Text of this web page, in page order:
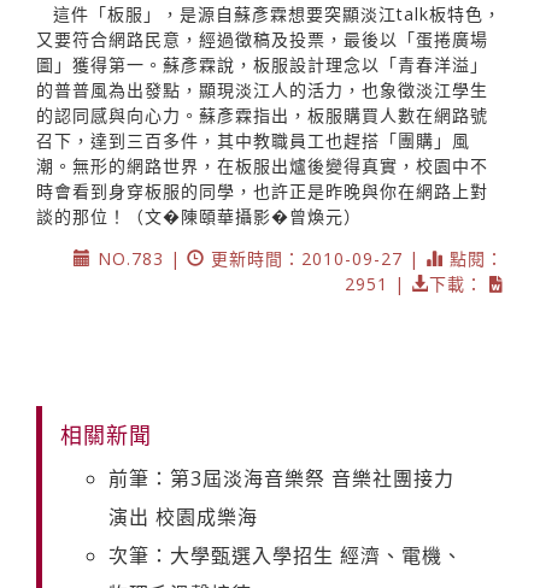
這件「板服」，是源自蘇彥霖想要突顯淡江talk板特色，
又要符合網路民意，經過徵稿及投票，最後以「蛋捲廣場
圖」獲得第一。蘇彥霖說，板服設計理念以「青春洋溢」
的普普風為出發點，顯現淡江人的活力，也象徵淡江學生
的認同感與向心力。蘇彥霖指出，板服購買人數在網路號
召下，達到三百多件，其中教職員工也趕搭「團購」風
潮。無形的網路世界，在板服出爐後變得真實，校園中不
時會看到身穿板服的同學，也許正是昨晚與你在網路上對
談的那位！（文�陳頤華攝影�曾煥元）
NO.783 |
更新時間：2010-09-27 |
點閱：
2951 |
下載：
相關新聞
前筆：第3屆淡海音樂祭 音樂社團接力
演出 校園成樂海
次筆：大學甄選入學招生 經濟、電機、